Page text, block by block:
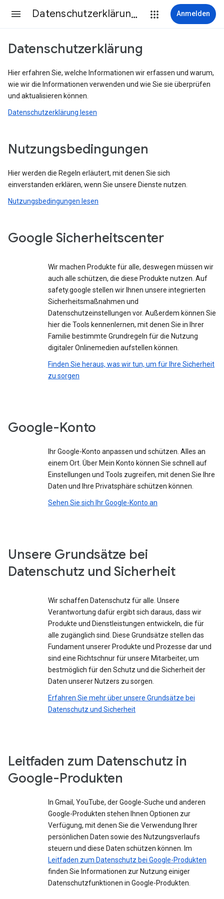
Datenschutzerklärung & Nutzungsbedingungen Anmelden
Datenschutzerklärung
Hier erfahren Sie, welche Informationen wir erfassen und warum,
wie wir die Informationen verwenden und wie Sie sie überprüfen
und aktualisieren können.
Datenschutzerklärung lesen
Nutzungsbedingungen
Hier werden die Regeln erläutert, mit denen Sie sich
einverstanden erklären, wenn Sie unsere Dienste nutzen.
Nutzungsbedingungen lesen
Google Sicherheitscenter
Wir machen Produkte für alle, deswegen müssen wir
auch alle schützen, die diese Produkte nutzen. Auf
safety.google stellen wir Ihnen unsere integrierten
Sicherheitsmaßnahmen und
Datenschutzeinstellungen vor. Außerdem können Sie
hier die Tools kennenlernen, mit denen Sie in Ihrer
Familie bestimmte Grundregeln für die Nutzung
digitaler Onlinemedien aufstellen können.
Finden Sie heraus, was wir tun, um für Ihre Sicherheit
zu sorgen
Google-Konto
Ihr Google-Konto anpassen und schützen. Alles an
einem Ort. Über Mein Konto können Sie schnell auf
Einstellungen und Tools zugreifen, mit denen Sie Ihre
Daten und Ihre Privatsphäre schützen können.
Sehen Sie sich Ihr Google-Konto an
Unsere Grundsätze bei
Datenschutz und Sicherheit
Wir schaffen Datenschutz für alle. Unsere
Verantwortung dafür ergibt sich daraus, dass wir
Produkte und Dienstleistungen entwickeln, die für
alle zugänglich sind. Diese Grundsätze stellen das
Fundament unserer Produkte und Prozesse dar und
sind eine Richtschnur für unsere Mitarbeiter, um
bestmöglich für den Schutz und die Sicherheit der
Daten unserer Nutzers zu sorgen.
Erfahren Sie mehr über unsere Grundsätze bei
Datenschutz und Sicherheit
Leitfaden zum Datenschutz in
Google-Produkten
In Gmail, YouTube, der Google-Suche und anderen
Google-Produkten stehen Ihnen Optionen zur
Verfügung, mit denen Sie die Verwendung Ihrer
persönlichen Daten sowie des Nutzungsverlaufs
steuern und diese Daten schützen können. Im
Leitfaden zum Datenschutz bei Google-Produkten
finden Sie Informationen zur Nutzung einiger
Datenschutzfunktionen in Google-Produkten.